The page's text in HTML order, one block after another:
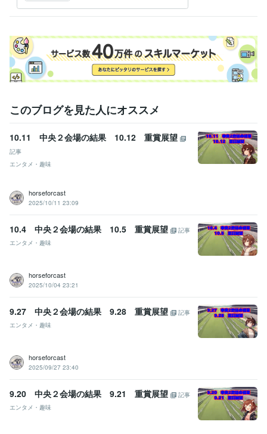
このブログを見た人にオススメ
10.11 中央２会場の結果 10.12 重賞展望
記事
エンタメ・趣味
horseforcast
2025/10/11 23:09
10.4 中央２会場の結果 10.5 重賞展望
記事
エンタメ・趣味
horseforcast
2025/10/04 23:21
9.27 中央２会場の結果 9.28 重賞展望
記事
エンタメ・趣味
horseforcast
2025/09/27 23:40
9.20 中央２会場の結果 9.21 重賞展望
記事
エンタメ・趣味